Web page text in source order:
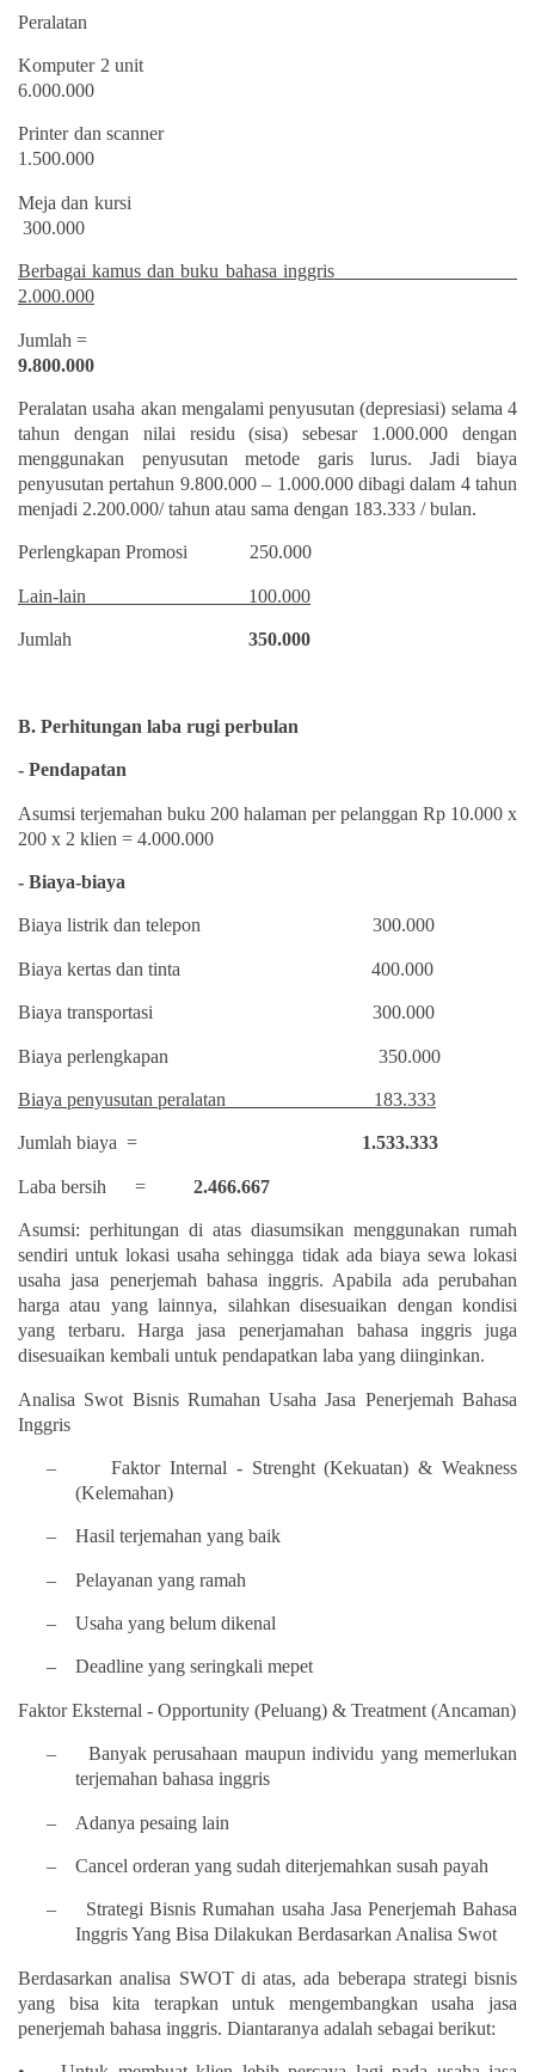
Peralatan
Komputer 2 unit
6.000.000
Printer dan scanner
1.500.000
Meja dan kursi
300.000
Berbagai kamus dan buku bahasa inggris
2.000.000
Jumlah =
9.800.000
Peralatan usaha akan mengalami penyusutan (depresiasi) selama 4
tahun dengan nilai residu (sisa) sebesar 1.000.000 dengan
menggunakan penyusutan metode garis lurus. Jadi biaya
penyusutan pertahun 9.800.000 – 1.000.000 dibagi dalam 4 tahun
menjadi 2.200.000/ tahun atau sama dengan 183.333 / bulan.
Perlengkapan Promosi 250.000
Lain-lain 100.000
Jumlah 350.000
B. Perhitungan laba rugi perbulan
- Pendapatan
Asumsi terjemahan buku 200 halaman per pelanggan Rp 10.000 x
200 x 2 klien = 4.000.000
- Biaya-biaya
Biaya listrik dan telepon 300.000
Biaya kertas dan tinta 400.000
Biaya transportasi 300.000
Biaya perlengkapan 350.000
Biaya penyusutan peralatan 183.333
Jumlah biaya = 1.533.333
Laba bersih = 2.466.667
Asumsi: perhitungan di atas diasumsikan menggunakan rumah
sendiri untuk lokasi usaha sehingga tidak ada biaya sewa lokasi
usaha jasa penerjemah bahasa inggris. Apabila ada perubahan
harga atau yang lainnya, silahkan disesuaikan dengan kondisi
yang terbaru. Harga jasa penerjamahan bahasa inggris juga
disesuaikan kembali untuk pendapatkan laba yang diinginkan.
Analisa Swot Bisnis Rumahan Usaha Jasa Penerjemah Bahasa
Inggris
–
Faktor Internal - Strenght (Kekuatan) & Weakness
(Kelemahan)
– Hasil terjemahan yang baik
– Pelayanan yang ramah
– Usaha yang belum dikenal
– Deadline yang seringkali mepet
Faktor Eksternal - Opportunity (Peluang) & Treatment (Ancaman)
–
Banyak perusahaan maupun individu yang memerlukan
terjemahan bahasa inggris
– Adanya pesaing lain
– Cancel orderan yang sudah diterjemahkan susah payah
–
Strategi Bisnis Rumahan usaha Jasa Penerjemah Bahasa
Inggris Yang Bisa Dilakukan Berdasarkan Analisa Swot
Berdasarkan analisa SWOT di atas, ada beberapa strategi bisnis
yang bisa kita terapkan untuk mengembangkan usaha jasa
penerjemah bahasa inggris. Diantaranya adalah sebagai berikut: